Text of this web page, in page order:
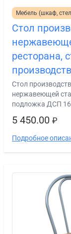
Мебель (шкаф,
Стол
ресторана,
Стол
нержавеющей
подложка ДСП
5 450.00 ₽
Подробное